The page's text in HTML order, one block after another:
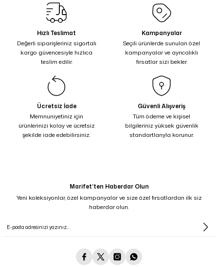
Hızlı Teslimat
Değerli siparişleriniz sigortalı
kargo güvencesiyle hızlıca
teslim edilir.
Kampanyalar
Seçili ürünlerde sunulan özel
kampanyalar ve ayrıcalıklı
fırsatlar sizi bekler.
Ücretsiz İade
Memnuniyetiniz için
ürünlerinizi kolay ve ücretsiz
şekilde iade edebilirsiniz.
Güvenli Alışveriş
Tüm ödeme ve kişisel
bilgileriniz yüksek güvenlik
standartlarıyla korunur.
Marifet’ten Haberdar Olun
Yeni koleksiyonlar, özel kampanyalar ve size özel fırsatlardan ilk siz
haberdar olun.